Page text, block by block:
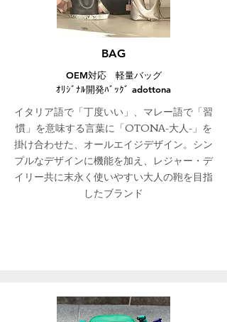
BAG
OEM対応 軽量バッグ
ｵﾘｼﾞﾅﾙ開発ﾊﾞｯｸﾞ adottona
イタリア語で「丁度いい」、マレー語で「習
慣」を意味する言葉に「OTONA-大人-」を
掛け合わせた、オールエイジデザイン。シン
プルなデザインに機能を加え、レジャー・デ
イリー共に末永く使いやすい大人の鞄を目指
したブランド